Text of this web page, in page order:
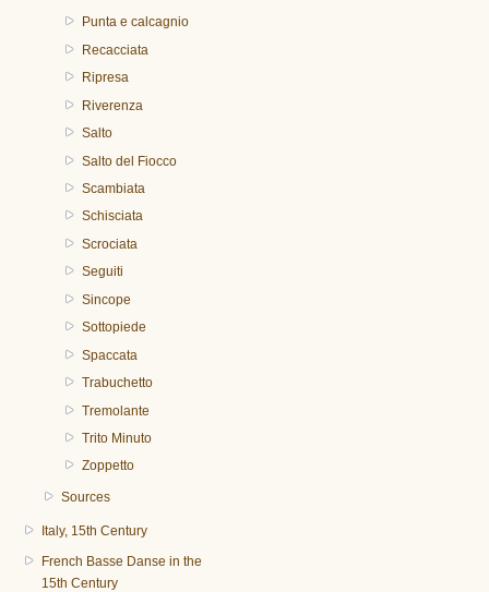
Punta e calcagnio
Recacciata
Ripresa
Riverenza
Salto
Salto del Fiocco
Scambiata
Schisciata
Scrociata
Seguiti
Sincope
Sottopiede
Spaccata
Trabuchetto
Tremolante
Trito Minuto
Zoppetto
Sources
Italy, 15th Century
French Basse Danse in the
15th Century